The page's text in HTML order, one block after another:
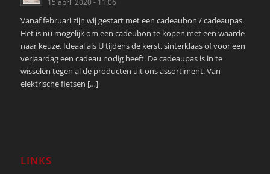
Vanaf februari zijn wij gestart met een cadeaubon / cadeaupas.
Het is nu mogelijk om een cadeubon te kopen met een waarde
naar keuze. Ideaal als U tijdens de kerst, sinterklaas of voor een
verjaardag een cadeau nodig heeft. De cadeaupas is in te
wisselen tegen al de producten uit ons assortiment. Van
elektrische fietsen […]
LINKS